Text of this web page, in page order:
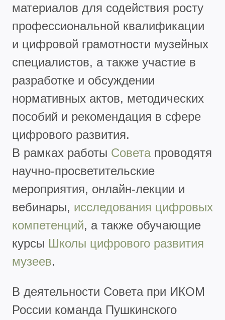
материалов для содействия росту
профессиональной квалификации
и цифровой грамотности музейных
специалистов, а также участие в
разработке и обсуждении
нормативных актов, методических
пособий и рекомендация в сфере
цифрового развития.
В рамках работы Советапроводятя
научно-просветительские
мероприятия, онлайн-лекции и
вебинары, исследования цифровых
компетенций, а также обучающие
курсы Школы цифрового развития
музеев.
В деятельности Совета при ИКОМ
России команда Пушкинского